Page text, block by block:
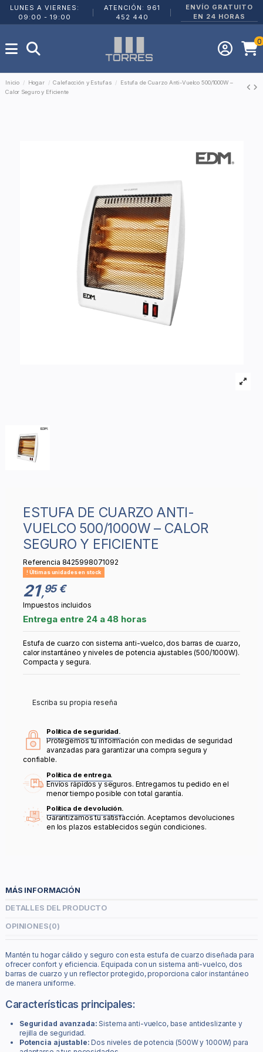
LUNES A VIERNES:
09:00 - 19:00
ATENCIÓN: 961
452 440
ENVÍO GRATUITO
EN 24 HORAS
0
Inicio Hogar Calefacción y Estufas
Estufa de Cuarzo Anti-Vuelco 500/1000W –
Calor Seguro y Eficiente
ESTUFA DE CUARZO ANTI-
VUELCO 500/1000W – CALOR
SEGURO Y EFICIENTE
Referencia 8425998071092
Últimas unidades en stock
21,95 €
Impuestos incluidos
Entrega entre 24 a 48 horas
Estufa de cuarzo con sistema anti-vuelco, dos barras de cuarzo,
calor instantáneo y niveles de potencia ajustables (500/1000W).
Compacta y segura.
Escriba su propia reseña
Política de seguridad.
Protegemos tu información con medidas de seguridad
avanzadas para garantizar una compra segura y
confiable.
Política de entrega.
Envíos rápidos y seguros. Entregamos tu pedido en el
menor tiempo posible con total garantía.
Política de devolución.
Garantizamos tu satisfacción. Aceptamos devoluciones
en los plazos establecidos según condiciones.
MÁS INFORMACIÓN
DETALLES DEL PRODUCTO
OPINIONES(0)
Mantén tu hogar cálido y seguro con esta estufa de cuarzo diseñada para
ofrecer confort y eficiencia. Equipada con un sistema anti-vuelco, dos
barras de cuarzo y un reflector protegido, proporciona calor instantáneo
de manera uniforme.
Características principales:
Seguridad avanzada: Sistema anti-vuelco, base antideslizante y
rejilla de seguridad.
Potencia ajustable: Dos niveles de potencia (500W y 1000W) para